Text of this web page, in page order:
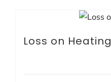
Loss on Heating